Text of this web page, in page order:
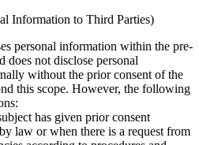
Information to Third Parties)
personal information within the pre-
does not disclose personal
without the prior consent of the
this scope. However, the following
has given prior consent
law or when there is a request from